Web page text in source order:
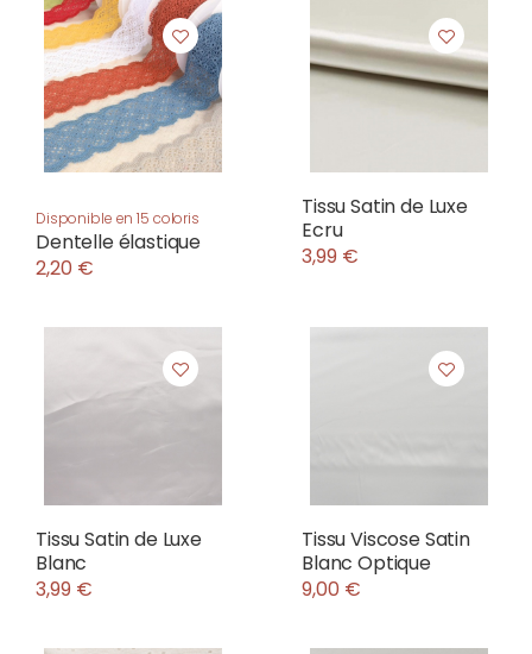
Disponible en 15 coloris
Dentelle élastique
2,20 €
Tissu Satin de Luxe
Ecru
3,99 €
Tissu Satin de Luxe
Blanc
3,99 €
Tissu Viscose Satin
Blanc Optique
9,00 €